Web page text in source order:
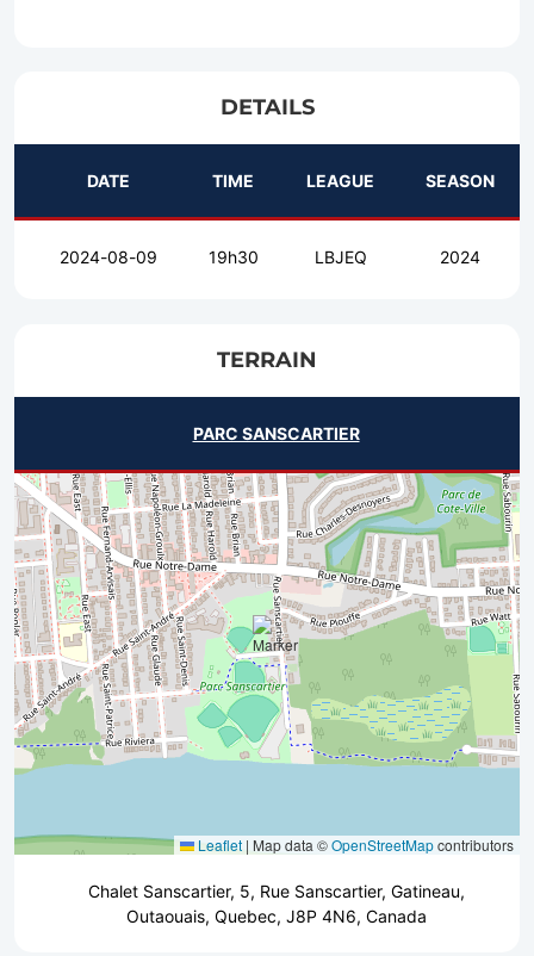
DETAILS
DATE TIME LEAGUE SEASON
2024-08-09 19h30 LBJEQ 2024
TERRAIN
PARC SANSCARTIER
Leaflet | Map data ©OpenStreetMapcontributors
Chalet Sanscartier, 5, Rue Sanscartier, Gatineau,
Outaouais, Quebec, J8P 4N6, Canada